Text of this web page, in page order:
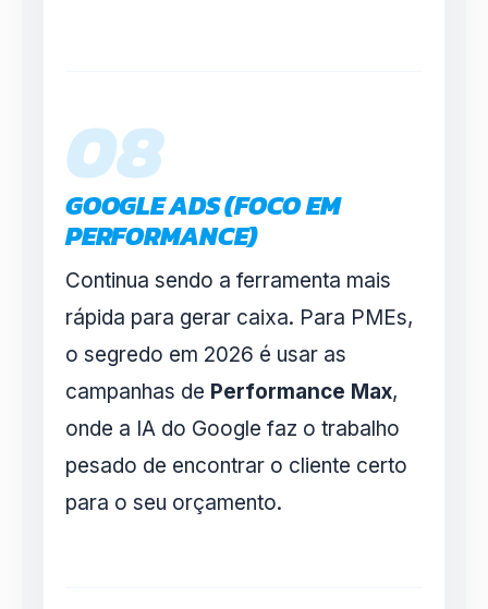
08
GOOGLE ADS (FOCO EM
PERFORMANCE)
Continua sendo a ferramenta mais
rápida para gerar caixa. Para PMEs,
o segredo em 2026 é usar as
campanhas de Performance Max,
onde a IA do Google faz o trabalho
pesado de encontrar o cliente certo
para o seu orçamento.